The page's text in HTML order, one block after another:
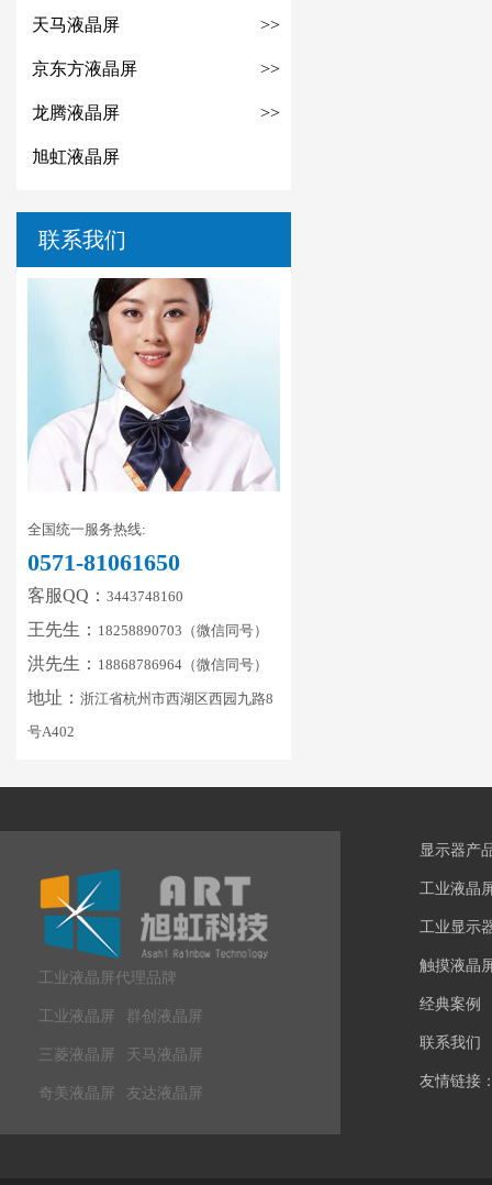
天马液晶屏 >>
京东方液晶屏 >>
龙腾液晶屏 >>
旭虹液晶屏
联系我们
全国统一服务热线:
0571-81061650
客服QQ： 3443748160
王先生： 18258890703（微信同号）
洪先生： 18868786964（微信同号）
地址： 浙江省杭州市西湖区西园九路8
号A402
工业液晶屏代理品牌
工业液晶屏 群创液晶屏
三菱液晶屏 天马液晶屏
奇美液晶屏 友达液晶屏
显示器产
工业液晶
工业显示
触摸液晶
经典案例
联系我们
友情链接